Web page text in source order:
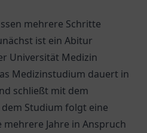
mehrere Schritte
ist ein Abitur
Universität Medizin
Medizinstudium dauert in
schließt mit dem
Studium folgt eine
Jahre in Anspruch